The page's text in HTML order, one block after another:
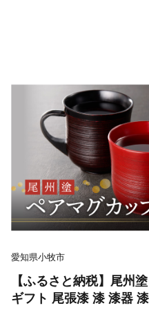
愛知県小牧市
【ふるさと納税】尾州
ギフト 尾張漆 漆 漆器